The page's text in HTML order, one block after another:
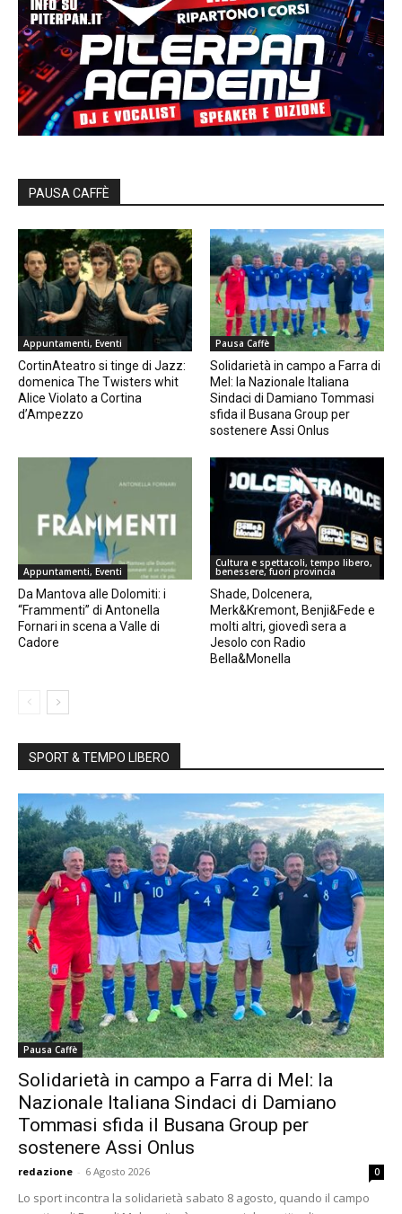
PAUSA CAFFÈ
Appuntamenti, Eventi
CortinAteatro si tinge di Jazz:
domenica The Twisters whit
Alice Violato a Cortina
d’Ampezzo
Pausa Caffè
Solidarietà in campo a Farra di
Mel: la Nazionale Italiana
Sindaci di Damiano Tommasi
sfida il Busana Group per
sostenere Assi Onlus
Appuntamenti, Eventi
Da Mantova alle Dolomiti: i
“Frammenti” di Antonella
Fornari in scena a Valle di
Cadore
Cultura e spettacoli, tempo libero,
benessere, fuori provincia
Shade, Dolcenera,
Merk&Kremont, Benji&Fede e
molti altri, giovedì sera a
Jesolo con Radio
Bella&Monella
SPORT & TEMPO LIBERO
Pausa Caffè
Solidarietà in campo a Farra di Mel: la
Nazionale Italiana Sindaci di Damiano
Tommasi sfida il Busana Group per
sostenere Assi Onlus
redazione - 6 Agosto 2026 0
Lo sport incontra la solidarietà sabato 8 agosto, quando il campo